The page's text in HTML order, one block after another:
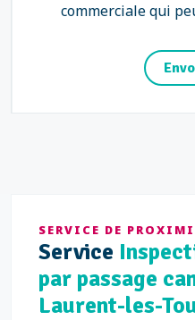
commerciale qui
SERVICE DE
Service
par passage
Laurent-les-